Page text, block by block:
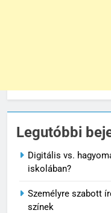
Legutóbbi
Digitális vs.
iskolában?
Személyre szabott
színek